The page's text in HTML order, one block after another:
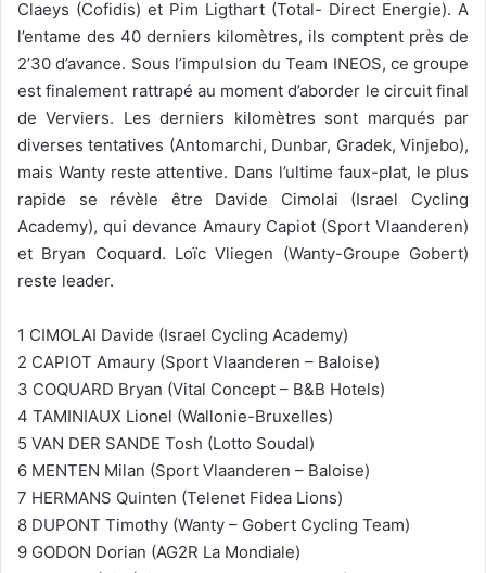
Claeys (Cofidis) et Pim Ligthart (Total- Direct Energie). A
l’entame des 40 derniers kilomètres, ils comptent près de
2’30 d’avance. Sous l’impulsion du Team INEOS, ce groupe
est finalement rattrapé au moment d’aborder le circuit final
de Verviers. Les derniers kilomètres sont marqués par
diverses tentatives (Antomarchi, Dunbar, Gradek, Vinjebo),
mais Wanty reste attentive. Dans l’ultime faux-plat, le plus
rapide se révèle être Davide Cimolai (Israel Cycling
Academy), qui devance Amaury Capiot (Sport Vlaanderen)
et Bryan Coquard. Loïc Vliegen (Wanty-Groupe Gobert)
reste leader.
1 CIMOLAI Davide (Israel Cycling Academy)
2 CAPIOT Amaury (Sport Vlaanderen – Baloise)
3 COQUARD Bryan (Vital Concept – B&B Hotels)
4 TAMINIAUX Lionel (Wallonie-Bruxelles)
5 VAN DER SANDE Tosh (Lotto Soudal)
6 MENTEN Milan (Sport Vlaanderen – Baloise)
7 HERMANS Quinten (Telenet Fidea Lions)
8 DUPONT Timothy (Wanty – Gobert Cycling Team)
9 GODON Dorian (AG2R La Mondiale)